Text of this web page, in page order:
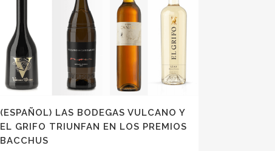
(ESPAÑOL) LAS BODEGAS VULCANO Y
EL GRIFO TRIUNFAN EN LOS PREMIOS
BACCHUS